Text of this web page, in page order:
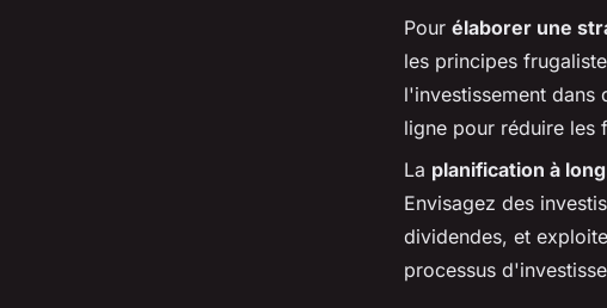
Pour élaborer une
les principes
l'investissement
ligne pour réduire les
La planification à
Envisagez des
dividendes, et
processus